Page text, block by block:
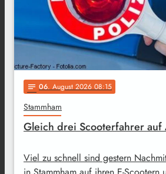
notes 06. August 2026 08:15
Stammham
Gleich drei Scooterfahrer auf
Viel zu schnell sind gestern